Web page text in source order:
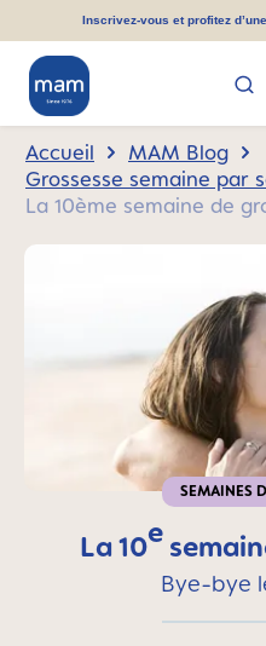
principal
Inscrivez-vous et profitez
Accueil
MAM Blog
Grossesse semaine par
La 10ème semaine de
SEMAINES
La 10e
Bye-bye